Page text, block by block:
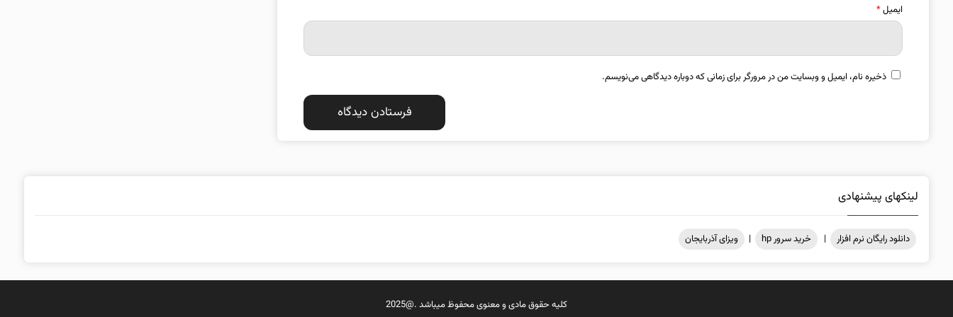
ایمیل*
ذخیره نام، ایمیل و وبسایت من در مرورگر برای زمانی که دوباره دیدگاهی می‌نویسم.
لینکهای پیشنهادی
دانلود رایگان نرم افزار | خرید سرور hp | ویزای آذربایجان
کلیه حقوق مادی و معنوی محفوظ میباشد .@2025